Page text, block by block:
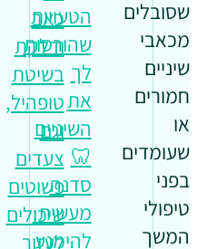
שסובלים
מכאבי
שיניים
חמורים
או
שעומדים
בפני
טיפולי
המשך
הטעויות
שהורסות
לך
את
השיניים
🦷
סדנה
מעשית:
להימנע
כאב
ודלקת
בשיטת
טופהיל,
וגם
צעדים
פשוטים
שיכולים
לעזור